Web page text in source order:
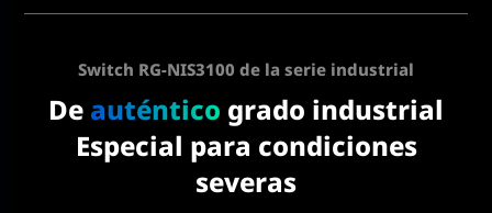
Switch RG-NIS3100 de la serie industrial
De auténtico grado industrial
Especial para condiciones
severas